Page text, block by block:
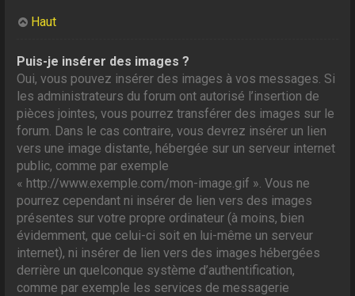
Haut
Puis-je insérer des images ?
Oui, vous pouvez insérer des images à vos messages. Si
les administrateurs du forum ont autorisé l’insertion de
pièces jointes, vous pourrez transférer des images sur le
forum. Dans le cas contraire, vous devrez insérer un lien
vers une image distante, hébergée sur un serveur internet
public, comme par exemple
« http://www.exemple.com/mon-image.gif ». Vous ne
pourrez cependant ni insérer de lien vers des images
présentes sur votre propre ordinateur (à moins, bien
évidemment, que celui-ci soit en lui-même un serveur
internet), ni insérer de lien vers des images hébergées
derrière un quelconque système d’authentification,
comme par exemple les services de messagerie